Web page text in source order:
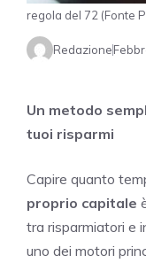
regola del 72 (Fonte
Redazione
Un metodo
tuoi risparmi
Capire quanto
proprio capitale
tra risparmiatori e
uno dei motori